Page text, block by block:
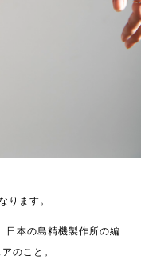
ります。
日本の島精機製作所の編
のこと。